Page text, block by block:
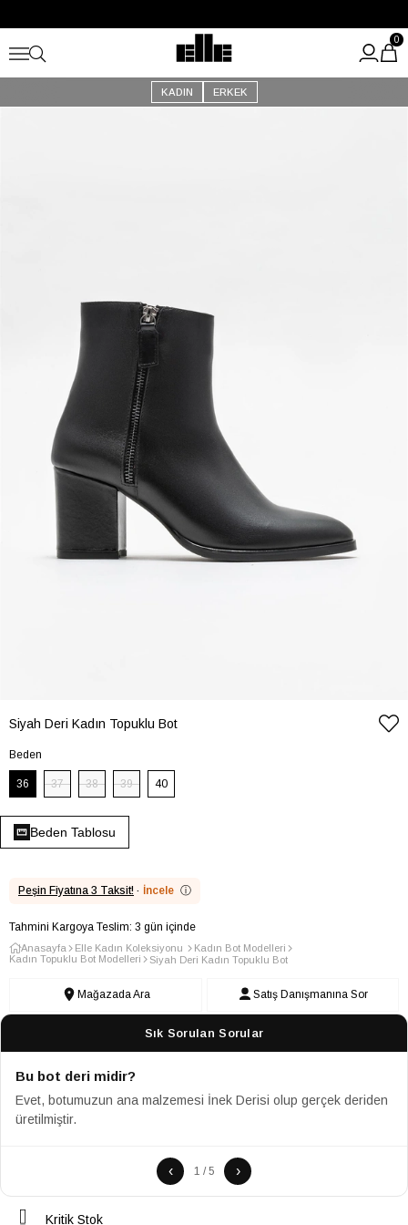
Kargo Ücretsiz!
KADIN ERKEK
0
Siyah Deri Kadın Topuklu Bot
Beden
36 37 38 39 40
Beden Tablosu
Peşin Fiyatına 3 Taksit! · İncele ⓘ
Tahmini Kargoya Teslim: 3 gün içinde
Anasayfa Elle Kadın Koleksiyonu
Kadın Bot Modelleri
Kadın Topuklu Bot Modelleri
Siyah Deri Kadın Topuklu Bot
Mağazada Ara Satış Danışmanına Sor
Sık Sorulan Sorular
Bu bot deri midir?
Evet, botumuzun ana malzemesi İnek Derisi olup gerçek deriden
üretilmiştir.
‹ 1 / 5 ›
Kritik Stok